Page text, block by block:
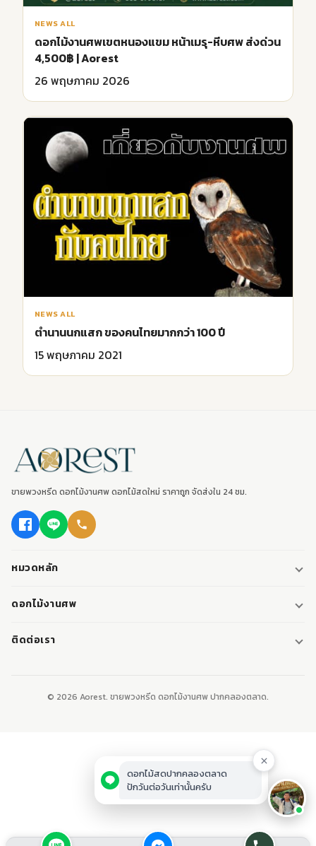
NEWS ALL
ดอกไม้งานศพเขตหนองแขม หน้าเมรุ-หีบศพ ส่งด่วน
4,500฿ | Aorest
26 พฤษภาคม 2026
NEWS ALL
ตำนานนกแสก ของคนไทยมากกว่า 100 ปี
15 พฤษภาคม 2021
ขายพวงหรีด ดอกไม้งานศพ ดอกไม้สดใหม่ ราคาถูก จัดส่งใน 24 ชม.
หมวดหลัก
พวงหรีดมาลา
หรีดหนังสือ
ดอกไม้งานศพ
ติดต่อเรา
© 2026 Aorest. ขายพวงหรีด ดอกไม้งานศพ ปากคลองตลาด.